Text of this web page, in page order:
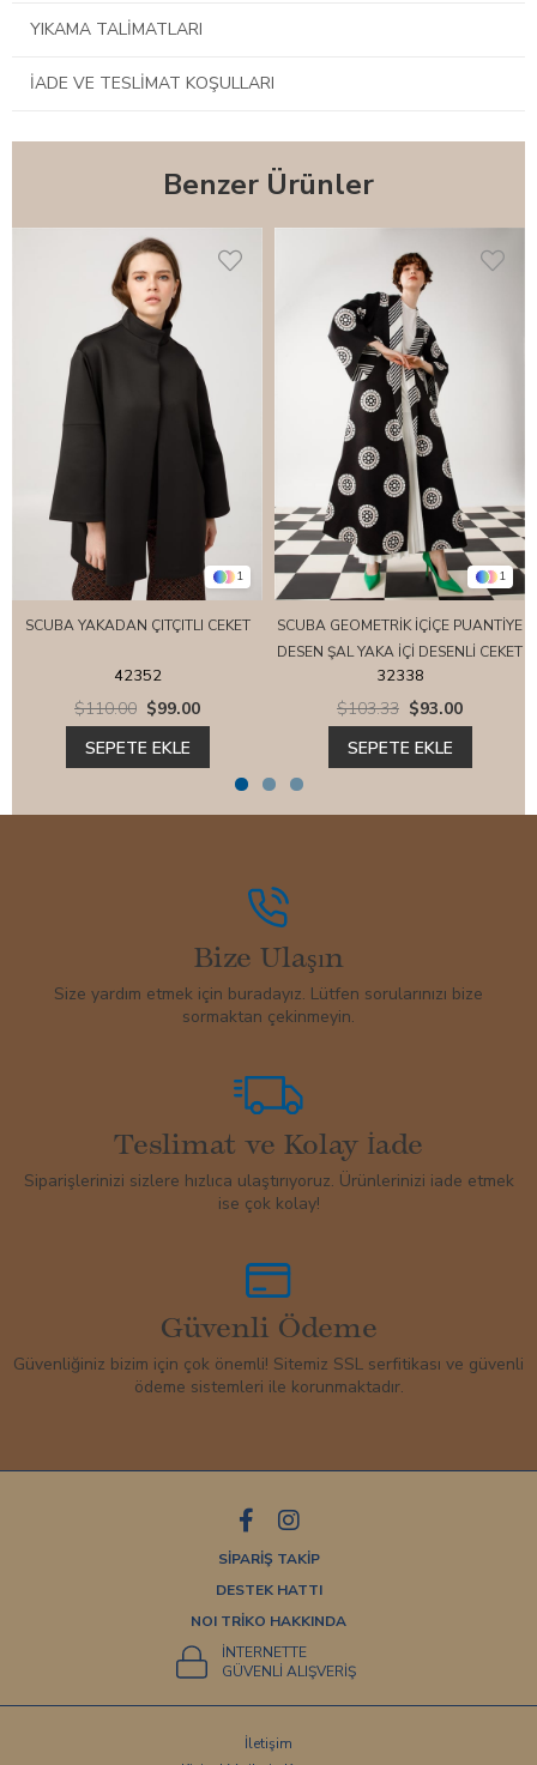
YIKAMA TALIMATLARI
İADE VE TESLIMAT KOŞULLARI
Benzer Ürünler
1
SCUBA YAKADAN ÇITÇITLI CEKET
42352
$99.00
$110.00
SEPETE EKLE
1
SCUBA GEOMETRİK İÇİÇE PUANTİYE
DESEN ŞAL YAKA İÇİ DESENLİ CEKET
32338
$93.00
$103.33
SEPETE EKLE
Bize Ulaşın
Size yardım etmek için buradayız. Lütfen sorularınızı bize
sormaktan çekinmeyin.
Teslimat ve Kolay İade
Siparişlerinizi sizlere hızlıca ulaştırıyoruz. Ürünlerinizi iade etmek
ise çok kolay!
Güvenli Ödeme
Güvenliğiniz bizim için çok önemli! Sitemiz SSL serfitikası ve güvenli
ödeme sistemleri ile korunmaktadır.
İNTERNETTE
GÜVENLİ ALIŞVERİŞ
NOI TRİKO HAKKINDA
DESTEK HATTI
SİPARİŞ TAKİP
İletişim